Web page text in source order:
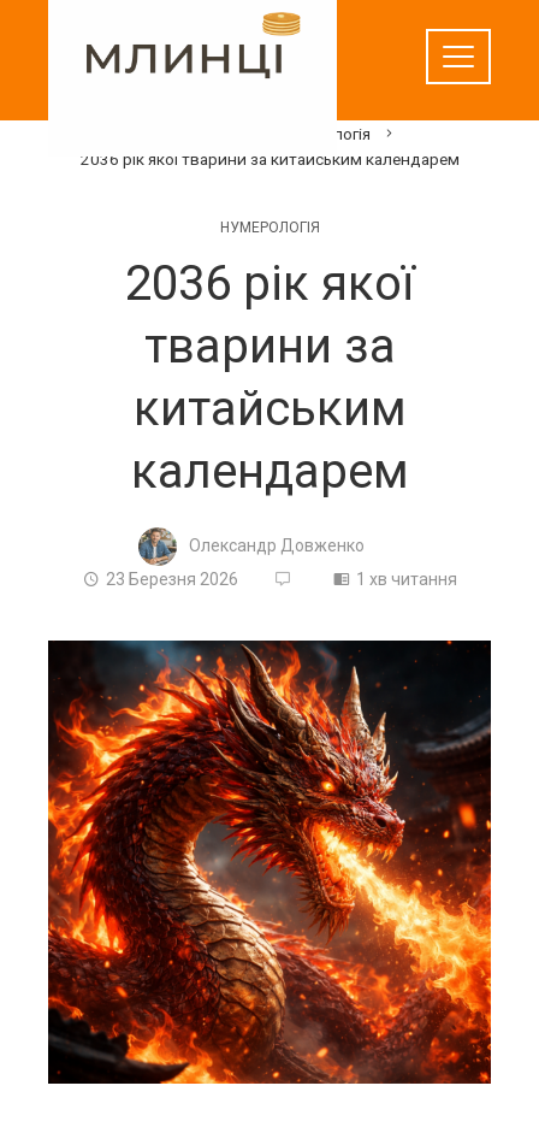
Нумерологія
2036 рік якої тварини за китайським календарем
НУМЕРОЛОГІЯ
2036 рік якої
тварини за
китайським
календарем
Олександр Довженко
23 Березня 2026
1 хв читання